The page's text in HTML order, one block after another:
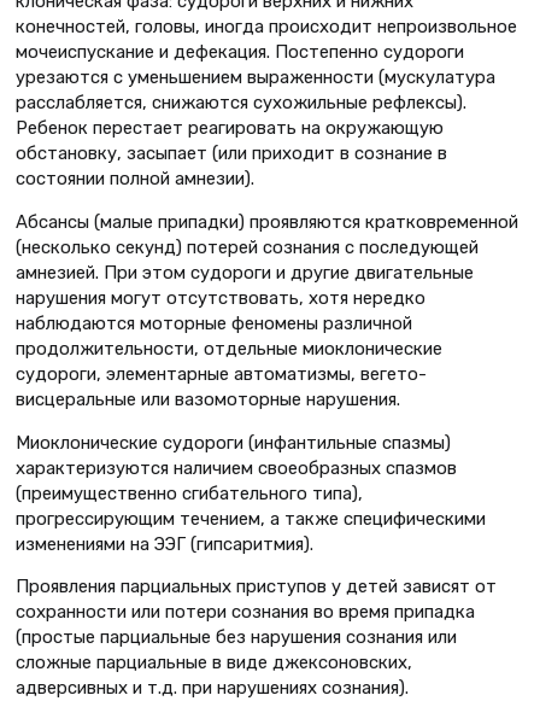
конечностей, головы, иногда происходит непроизвольное
мочеиспускание и дефекация. Постепенно судороги
урезаются с уменьшением выраженности (мускулатура
расслабляется, снижаются сухожильные рефлексы).
Ребенок перестает реагировать на окружающую
обстановку, засыпает (или приходит в сознание в
состоянии полной амнезии).
Абсансы (малые припадки) проявляются кратковременной
(несколько секунд) потерей сознания с последующей
амнезией. При этом судороги и другие двигательные
нарушения могут отсутствовать, хотя нередко
наблюдаются моторные феномены различной
продолжительности, отдельные миоклонические
судороги, элементарные автоматизмы, вегето-
висцеральные или вазомоторные нарушения.
Миоклонические судороги (инфантильные спазмы)
характеризуются наличием своеобразных спазмов
(преимущественно сгибательного типа),
прогрессирующим течением, а также специфическими
изменениями на ЭЭГ (гипсаритмия).
Проявления парциальных приступов у детей зависят от
сохранности или потери сознания во время припадка
(простые парциальные без нарушения сознания или
сложные парциальные в виде джексоновских,
адверсивных и т.д. при нарушениях сознания).